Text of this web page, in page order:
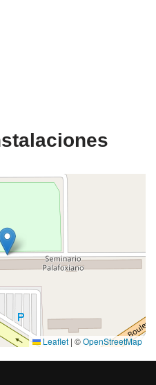
Leaflet | ©OpenStreetMap